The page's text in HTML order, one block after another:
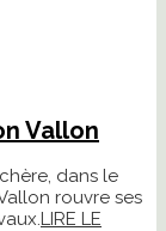
Vallon
dans le
rouvre ses
LIRE LE